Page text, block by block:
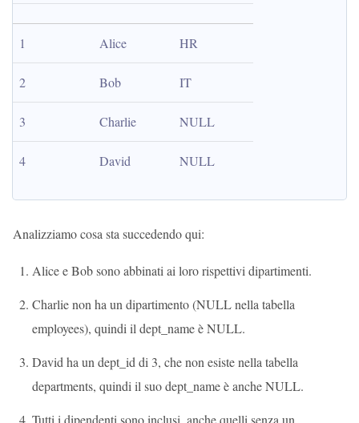
1 Alice HR
2 Bob IT
3 Charlie NULL
4 David NULL
Analizziamo cosa sta succedendo qui:
Alice e Bob sono abbinati ai loro rispettivi dipartimenti.
Charlie non ha un dipartimento (NULL nella tabella
employees), quindi il dept_name è NULL.
David ha un dept_id di 3, che non esiste nella tabella
departments, quindi il suo dept_name è anche NULL.
Tutti i dipendenti sono inclusi, anche quelli senza un